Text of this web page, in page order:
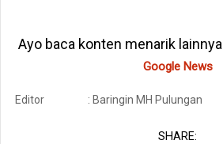
Ayo baca konten menarik
Google News
Editor : Baringin MH Pulungan
SHARE: